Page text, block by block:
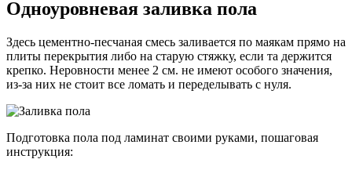
Одноуровневая заливка пола
Здесь цементно-песчаная смесь заливается по маякам прямо на
плиты перекрытия либо на старую стяжку, если та держится
крепко. Неровности менее 2 см. не имеют особого значения,
из-за них не стоит все ломать и переделывать с нуля.
Подготовка пола под ламинат своими руками, пошаговая
инструкция: